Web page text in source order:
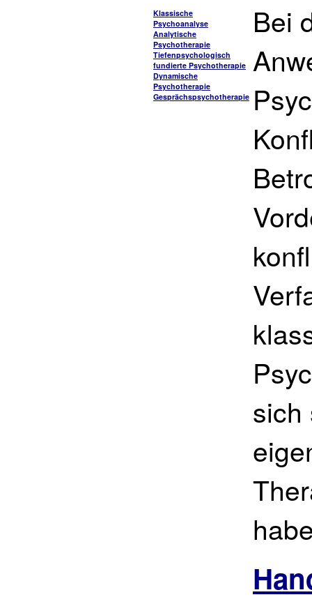
Klassische
Psychoanalyse
Analytische
Psychotherapie
Tiefenpsychologisch
fundierte Psychotherapie
Dynamische
Psychotherapie
Gesprächspsychotherapie
Bei
sich